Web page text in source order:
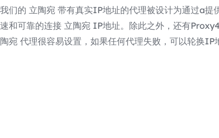
我们的 立陶宛 带有真实IP地址的代理被设计为通过a提
速和可靠的连接 立陶宛 IP地址。除此之外，还有
陶宛 代理很容易设置，如果任何代理失败，可以轮换IP